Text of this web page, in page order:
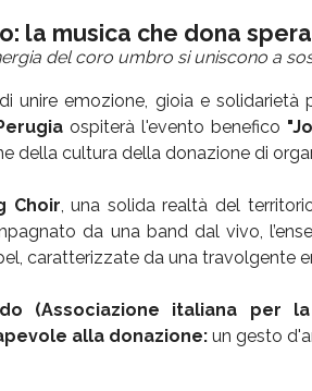
la musica che dona
del coro umbro si uniscono a
unire emozione, gioia e solidarietà
ospiterà l'evento benefico
della cultura della donazione di
Choir, una solida realtà del
da una band dal vivo,
caratterizzate da una travolgente
(Associazione italiana per
alla donazione: un gesto